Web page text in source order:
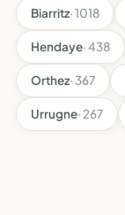
Biarritz· 1018
Hendaye· 438
Orthez· 367
Urrugne· 267